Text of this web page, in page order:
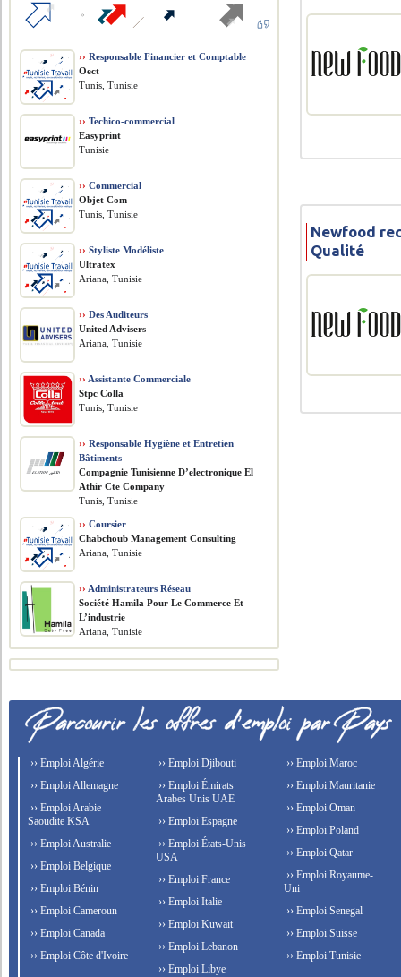
Newfood
Qualité
›› Responsable Financier et Comptable
Oect
Tunis, Tunisie
›› Techico-commercial
Easyprint
Tunisie
›› Commercial
Objet Com
Tunis, Tunisie
›› Styliste Modéliste
Ultratex
Ariana, Tunisie
›› Des Auditeurs
United Advisers
Ariana, Tunisie
›› Assistante Commerciale
Stpc Colla
Tunis, Tunisie
›› Responsable Hygiène et Entretien
Bâtiments
Compagnie Tunisienne D’electronique El
Athir Cte Company
Tunis, Tunisie
›› Coursier
Chabchoub Management Consulting
Ariana, Tunisie
›› Administrateurs Réseau
Société Hamila Pour Le Commerce Et
L’industrie
Ariana, Tunisie
›› Emploi Algérie
›› Emploi Allemagne
›› Emploi Arabie
Saoudite KSA
›› Emploi Australie
›› Emploi Belgique
›› Emploi Bénin
›› Emploi Cameroun
›› Emploi Canada
›› Emploi Côte d'Ivoire
›› Emploi Djibouti
›› Emploi Émirats
Arabes Unis UAE
›› Emploi Espagne
›› Emploi États-Unis
USA
›› Emploi France
›› Emploi Italie
›› Emploi Kuwait
›› Emploi Lebanon
›› Emploi Libye
›› Emploi Maroc
›› Emploi Mauritanie
›› Emploi Oman
›› Emploi Poland
›› Emploi Qatar
›› Emploi Royaume-
Uni
›› Emploi Senegal
›› Emploi Suisse
›› Emploi Tunisie